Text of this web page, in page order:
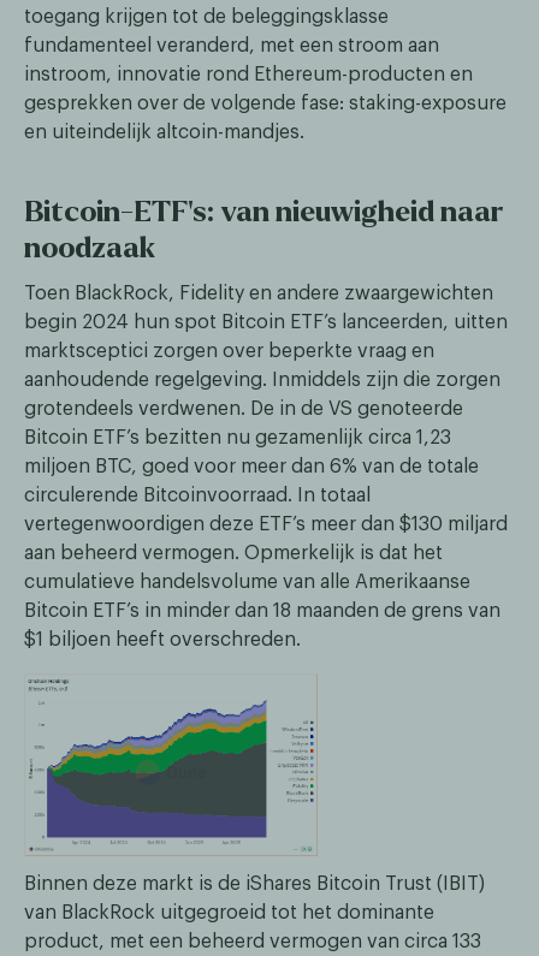
toegang krijgen tot de beleggingsklasse
fundamenteel veranderd, met een stroom aan
instroom, innovatie rond Ethereum-producten en
gesprekken over de volgende fase: staking-exposure
en uiteindelijk altcoin-mandjes.
Bitcoin-ETF's: van nieuwigheid naar
noodzaak
Toen BlackRock, Fidelity en andere zwaargewichten
begin 2024 hun spot Bitcoin ETF’s lanceerden, uitten
marktsceptici zorgen over beperkte vraag en
aanhoudende regelgeving. Inmiddels zijn die zorgen
grotendeels verdwenen. De in de VS genoteerde
Bitcoin ETF’s bezitten nu gezamenlijk circa 1,23
miljoen BTC, goed voor meer dan 6% van de totale
circulerende Bitcoinvoorraad. In totaal
vertegenwoordigen deze ETF’s meer dan $130 miljard
aan beheerd vermogen. Opmerkelijk is dat het
cumulatieve handelsvolume van alle Amerikaanse
Bitcoin ETF’s in minder dan 18 maanden de grens van
$1 biljoen heeft overschreden.
Binnen deze markt is de iShares Bitcoin Trust (IBIT)
van BlackRock uitgegroeid tot het dominante
product, met een beheerd vermogen van circa 133